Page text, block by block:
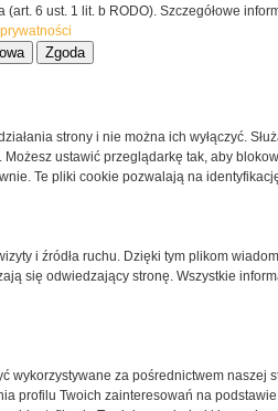
cookies do przechowywania
do indywidualnych potrzeb.
zmiany ustawień dotyczących
one zamieszczane w Twoim
każdym momencie możesz
się z naszą
o cookies.
6 ust. 1 lit. b RODO). Szczegółowe
Zgoda
strony i nie można ich wyłączyć.
ustawić przeglądarkę tak, aby
Te pliki cookie pozwalają na
i źródła ruchu. Dzięki tym plikom
się odwiedzający stronę. Wszystkie
wykorzystywane za pośrednictwem naszej
profilu Twoich zainteresowań na